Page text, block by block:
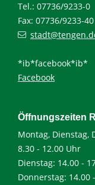
Tel.: 07736/9233-0
Fax: 07736/9233-40
*ib*facebook*ib*
Facebook
Öffnungszeiten
Montag, Dienstag,
8.30 - 12.00 Uhr
Dienstag: 14.00 -
Donnerstag: 14.00